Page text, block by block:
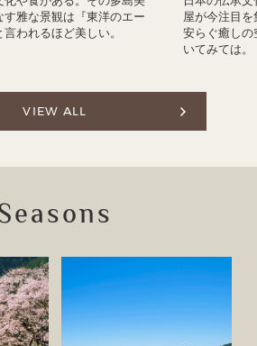
す雅な景観は『東洋のエー
われるほど美しい。
屋が今注目
安らぐ癒しの
いてみては。
VIEW ALL